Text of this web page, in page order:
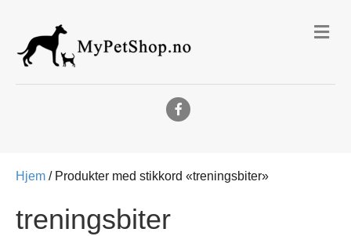
Facebook
Hjem / Produkter med stikkord «treningsbiter»
treningsbiter